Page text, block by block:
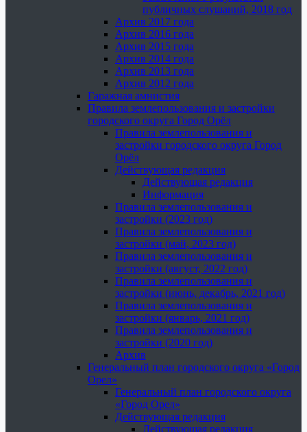
публичных слушаний, 2018 год
Архив 2017 года
Архив 2016 года
Архив 2015 года
Архив 2014 года
Архив 2013 года
Архив 2012 года
Гаражная амнистия
Правила землепользования и застройки
городского округа Город Орёл
Правила землепользования и
застройки городского округа Город
Орёл
Действующая редакция
Действующая редакция
Информация
Правила землепользования и
застройки (2023 год)
Правила землепользования и
застройки (май, 2023 год)
Правила землепользования и
застройки (август, 2022 год)
Правила землепользования и
застройки (июнь, декабрь, 2021 год)
Правила землепользования и
застройки (январь, 2021 год)
Правила землепользования и
застройки (2020 год)
Архив
Генеральный план городского округа «Город
Орел»
Генеральный план городского округа
«Город Орел»
Действующая редакция
Действующая редакция